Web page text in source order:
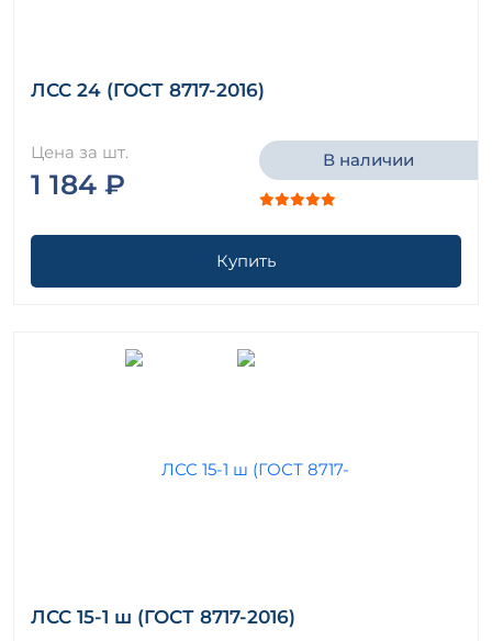
ЛСС 24 (ГОСТ 8717-2016)
Цена за шт.
1 184 ₽
В наличии
Купить
ЛСС 15-1 ш (ГОСТ 8717-2016)